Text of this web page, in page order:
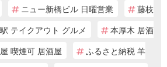
ニュー新橋ビル 日曜営業
藤枝
テイクアウト グルメ
本厚木 居酒
喫煙可 居酒屋
ふるさと納税 羊